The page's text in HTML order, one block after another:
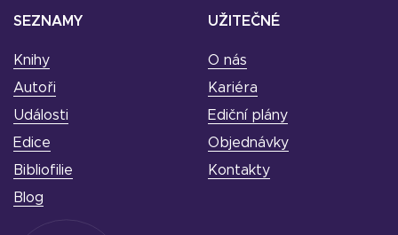
SEZNAMY
Knihy
Autoři
Události
Edice
Bibliofilie
Blog
UŽITEČNÉ
O nás
Kariéra
Ediční plány
Objednávky
Kontakty